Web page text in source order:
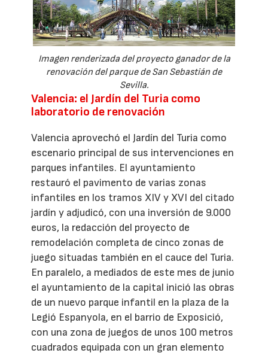
Imagen renderizada del proyecto ganador de la
renovación del parque de San Sebastián de
Sevilla.
Valencia: el Jardín del Turia como
laboratorio de renovación
Valencia aprovechó el Jardín del Turia como
escenario principal de sus intervenciones en
parques infantiles. El ayuntamiento
restauró el pavimento de varias zonas
infantiles en los tramos XIV y XVI del citado
jardín y adjudicó, con una inversión de 9.000
euros, la redacción del proyecto de
remodelación completa de cinco zonas de
juego situadas también en el cauce del Turia.
En paralelo, a mediados de este mes de junio
el ayuntamiento de la capital inició las obras
de un nuevo parque infantil en la plaza de la
Legió Espanyola, en el barrio de Exposició,
con una zona de juegos de unos 100 metros
cuadrados equipada con un gran elemento